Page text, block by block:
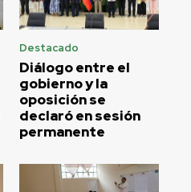
Destacado
Diálogo entre el
gobierno y la
oposición se
declaró en sesión
permanente